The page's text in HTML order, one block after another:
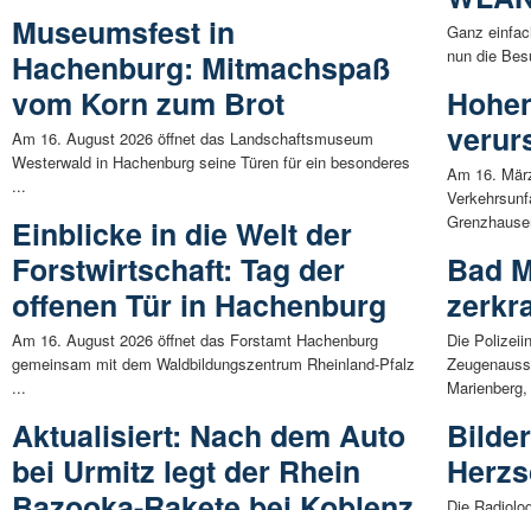
Museumsfest in
Hachenburg: Mitmachspaß
vom Korn zum Brot
Am 16. August 2026 öffnet das Landschaftsmuseum
Westerwald in Hachenburg seine Türen für ein besonderes
...
Einblicke in die Welt der
Forstwirtschaft: Tag der
offenen Tür in Hachenburg
Am 16. August 2026 öffnet das Forstamt Hachenburg
gemeinsam mit dem Waldbildungszentrum Rheinland-Pfalz
...
Aktualisiert: Nach dem Auto
bei Urmitz legt der Rhein
Ganz
nun die
Am 16.
Bad
Die